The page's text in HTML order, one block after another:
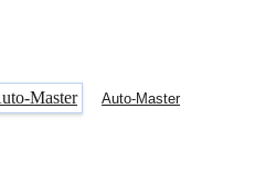
Auto-Master